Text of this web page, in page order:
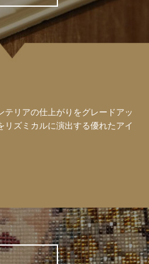
テリアの仕上がりをグレードアッ
リズミカルに演出する優れたアイ